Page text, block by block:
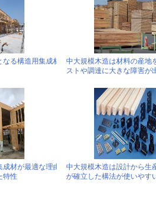
る構造用集成材
中大規模木造は材料の産地
ストや調達に大きな障害が
材が最適な理由
特性
中大規模木造は設計から生
が確立した構法が使いやす